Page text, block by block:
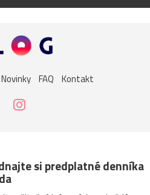
Novinky FAQ Kontakt
si predplatné denníka